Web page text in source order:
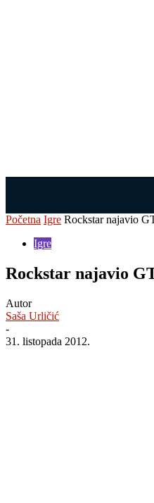
Početna Igre Rockstar najavio
Igre
Rockstar najavio
Autor
Saša Urličić
-
31. listopada 2012.